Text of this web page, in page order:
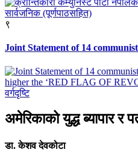
९
Joint Statement of 14
वर्गदृष्टि
अमेरिकाको युद्ध ब्यापार र
डा. केशव देवकोटा